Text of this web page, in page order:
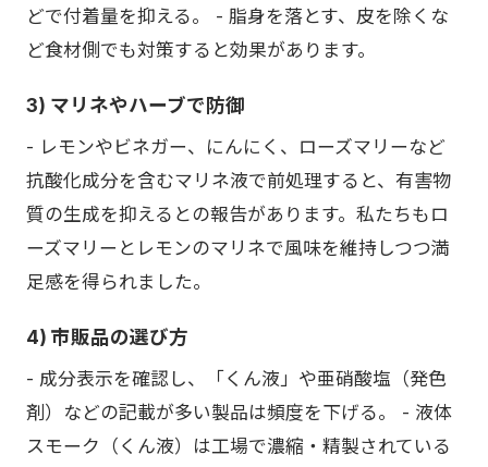
どで付着量を抑える。 - 脂身を落とす、皮を除くな
ど食材側でも対策すると効果があります。
3) マリネやハーブで防御
- レモンやビネガー、にんにく、ローズマリーなど
抗酸化成分を含むマリネ液で前処理すると、有害物
質の生成を抑えるとの報告があります。私たちもロ
ーズマリーとレモンのマリネで風味を維持しつつ満
足感を得られました。
4) 市販品の選び方
- 成分表示を確認し、「くん液」や亜硝酸塩（発色
剤）などの記載が多い製品は頻度を下げる。 - 液体
スモーク（くん液）は工場で濃縮・精製されている